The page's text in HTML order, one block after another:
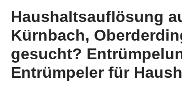
Haushaltsauflösung
Kürnbach,
gesucht?
Entrümpeler für